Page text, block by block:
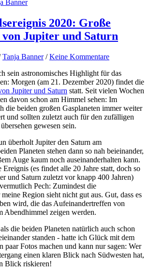
Banner
2020: Große
Jupiter und Saturn
Tanja Banner /Keine Kommentare
sein astronomisches Highlight für das
Morgen (am 21. Dezember 2020) findet die
Jupiter und Saturn statt. Seit vielen Wochen
davon schon am Himmel sehen: Im
die beiden großen Gasplaneten immer weiter
und sollten zuletzt auch für den zufälligen
gewesen sein.
überholt Jupiter den Saturn am
Planeten stehen dann so nah beieinander,
Auge kaum noch auseinanderhalten kann.
Ereignis (es findet alle 20 Jahre statt, doch so
und Saturn zuletzt vor knapp 400 Jahren)
Pech: Zumindest die
Region sieht nicht gut aus. Gut, dass es
wird, die das Aufeinandertreffen von
Abendhimmel zeigen werden.
die beiden Planeten natürlich auch schon
standen - hatte ich Glück mit dem
paar Fotos machen und kann nur sagen: Wer
einen klaren Blick nach Südwesten hat,
Blick riskieren!